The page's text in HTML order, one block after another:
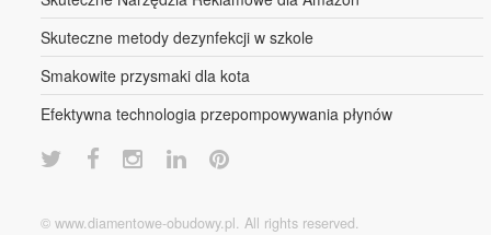
Skuteczne metody dezynfekcji w szkole
Smakowite przysmaki dla kota
Efektywna technologia przepompowywania płynów
© www.diamentowe-obudowy.pl. All rights reserved.